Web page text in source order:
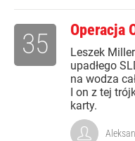
Operacja
Leszek
upadłego
na wodza
I on z tej
karty.
35